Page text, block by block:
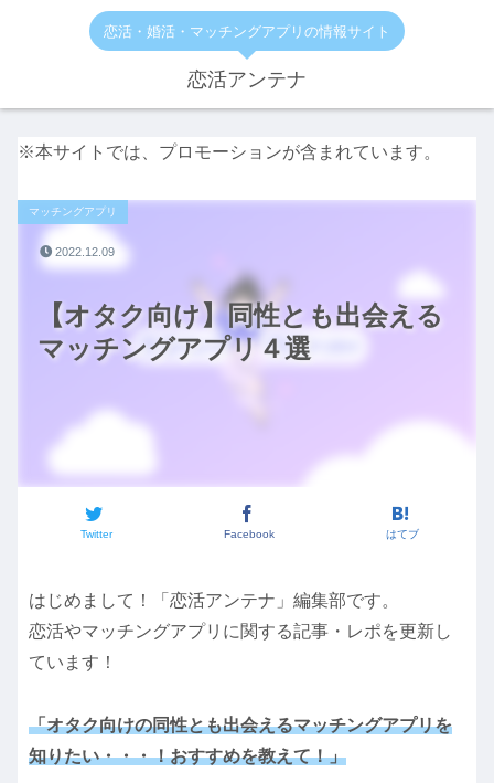
恋活・婚活・マッチングアプリの情報サイト
恋活アンテナ
※本サイトでは、プロモーションが含まれています。
【オタク向け】同性とも出会える
マッチングアプリ４選
マッチングアプリ
Twitter Facebook はてブ
2022.12.09
はじめまして！「恋活アンテナ」編集部です。
恋活やマッチングアプリに関する記事・レポを更新し
ています！
「オタク向けの同性とも出会えるマッチングアプリを
知りたい・・・！おすすめを教えて！」